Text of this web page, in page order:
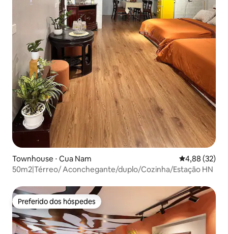
Townhouse ⋅ Cua Nam 4,88 de uma
4,88 (32)
50m2|Térreo/ Aconchegante/duplo/Cozinha/Estação HN
Preferido dos hóspedes
Preferido dos hóspedes